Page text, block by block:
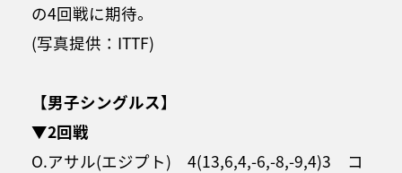
の4回戦に期待。
(写真提供：ITTF)
【男子シングルス】
▼2回戦
O.アサル(エジプト) 4(13,6,4,-6,-8,-9,4)3 コ